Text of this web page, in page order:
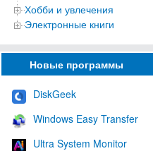
Хобби и увлечения
Электронные книги
Новые программы
DiskGeek
Windows Easy Transfer
Ultra System Monitor